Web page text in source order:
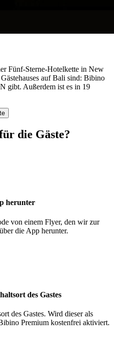
Fünf-Sterne-Hotelkette in New
auf Bali sind: Bibino
gibt. Außerdem ist es in 19
die Gäste?
herunter
von einem Flyer, den wir zur
die App herunter.
des Gastes
des Gastes. Wird dieser als
Premium kostenfrei aktiviert.